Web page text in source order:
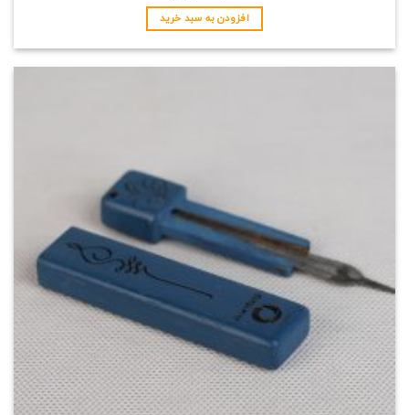
افزودن به سبد خرید